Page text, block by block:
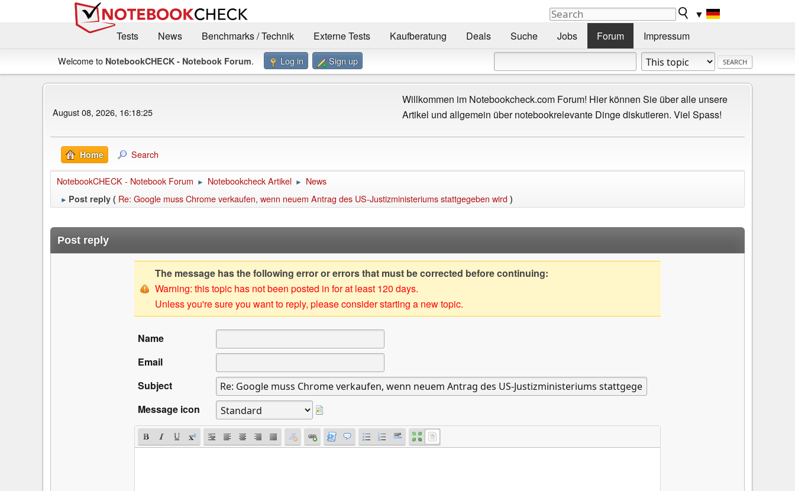
▼
Tests
News Benchmarks / Technik Externe Tests Kaufberatung Deals Suche Jobs Forum Impressum
Welcome to NotebookCHECK - Notebook Forum. Log in Sign up
August 08, 2026, 16:18:25
Willkommen im Notebookcheck.com Forum! Hier können Sie über alle unsere
Artikel und allgemein über notebookrelevante Dinge diskutieren. Viel Spass!
Home Search
NotebookCHECK - Notebook Forum ► Notebookcheck Artikel ► News
► Post reply ( Re: Google muss Chrome verkaufen, wenn neuem Antrag des US-Justizministeriums stattgegeben wird )
Post reply
The message has the following error or errors that must be corrected before continuing:
Warning: this topic has not been posted in for at least 120 days.
Unless you're sure you want to reply, please consider starting a new topic.
Name
Email
Subject
Message icon